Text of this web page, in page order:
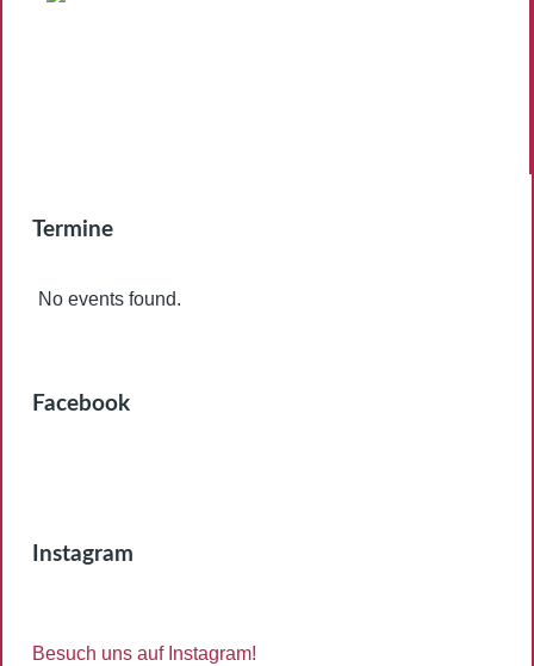
Termine
No events found.
Facebook
Instagram
Besuch uns auf Instagram!